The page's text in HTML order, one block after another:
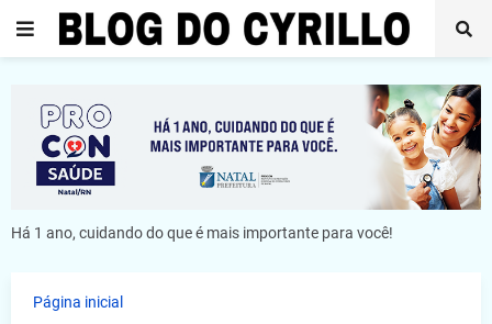
Há 1 ano, cuidando do que é mais importante para você!
Página inicial